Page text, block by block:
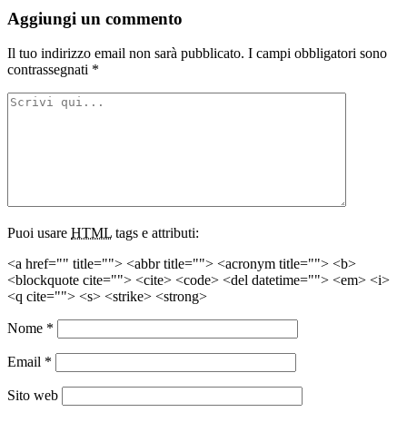
Aggiungi un commento
Il tuo indirizzo email non sarà pubblicato. I campi obbligatori sono
contrassegnati *
Puoi usare HTML tags e attributi:
<a href="" title=""> <abbr title=""> <acronym title=""> <b>
<blockquote cite=""> <cite> <code> <del datetime=""> <em> <i>
<q cite=""> <s> <strike> <strong>
Nome *
Email *
Sito web